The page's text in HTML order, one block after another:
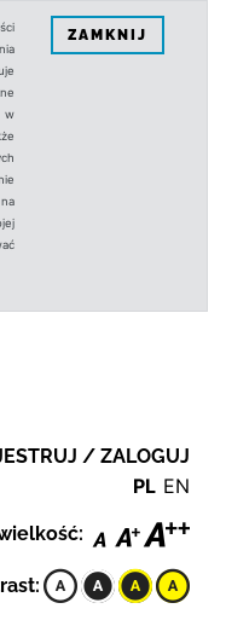
w
ZAMKNIJ
/ ZALOGUJ
PL EN